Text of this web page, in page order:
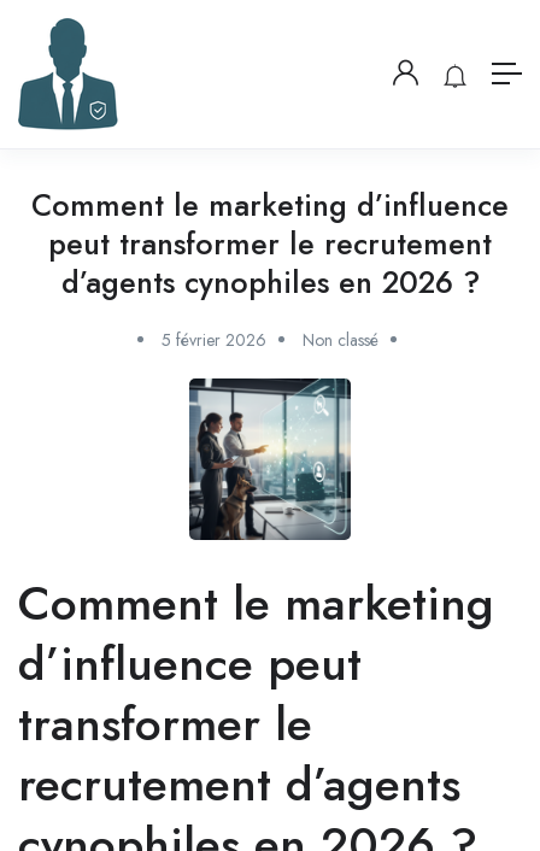
Comment le marketing d’influence
peut transformer le recrutement
d’agents cynophiles en 2026 ?
5 février 2026 Non classé
Comment le marketing
d’influence peut
transformer le
recrutement d’agents